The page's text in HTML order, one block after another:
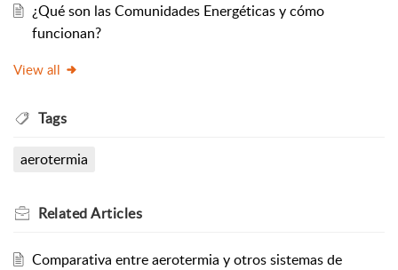
¿Qué son las Comunidades Energéticas y cómo
funcionan?
View all
Tags
aerotermia
RelatedArticles
Comparativa entre aerotermia y otros sistemas de